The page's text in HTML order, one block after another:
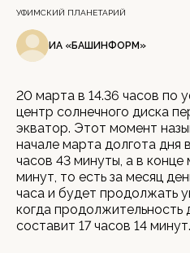
УФИМСКИЙ ПЛАНЕТАРИЙ
ИА «БАШИНФОРМ»
20 марта в 14.36 часов по
центр солнечного диска
экватор. Этот момент
начале марта долгота дня
часов 43 минуты, а в
минут, то есть за месяц
часа и будет продолжать
когда продолжительность
составит 17 часов 14 минут.